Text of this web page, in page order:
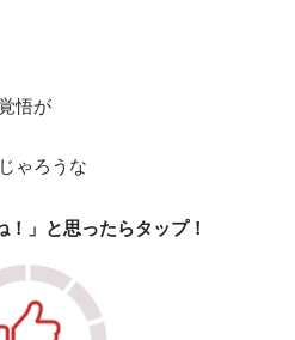
悟が
ゃろうな
」と思ったらタップ！